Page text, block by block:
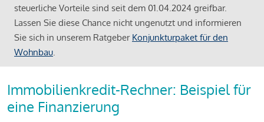
steuerliche Vorteile sind seit dem 01.04.2024 greifbar.
Lassen Sie diese Chance nicht ungenutzt und informieren
Sie sich in unserem Ratgeber Konjunkturpaket für den
Wohnbau.
Immobilienkredit-Rechner: Beispiel für
eine Finanzierung